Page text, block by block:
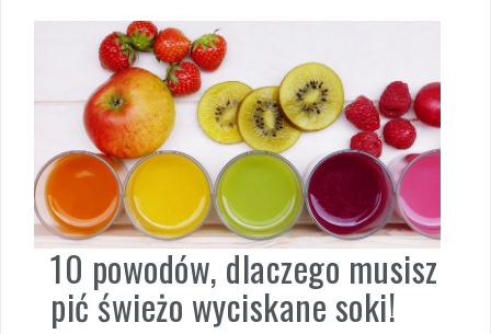
10 powodów, dlaczego musisz
pić świeżo wyciskane soki!